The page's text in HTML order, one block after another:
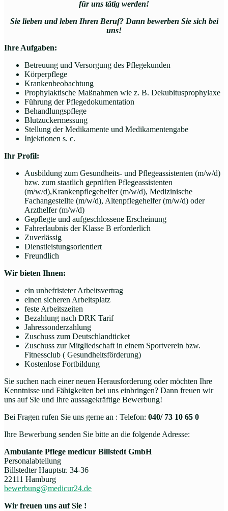
für uns tätig werden!
Sie lieben und leben Ihren Beruf? Dann bewerben Sie sich bei
uns!
Ihre Aufgaben:
Betreuung und Versorgung des Pflegekunden
Körperpflege
Krankenbeobachtung
Prophylaktische Maßnahmen wie z. B. Dekubitusprophylaxe
Führung der Pflegedokumentation
Behandlungspflege
Blutzuckermessung
Stellung der Medikamente und Medikamentengabe
Injektionen s. c.
Ihr Profil:
Ausbildung zum Gesundheits- und Pflegeassistenten (m/w/d)
bzw. zum staatlich geprüften Pflegeassistenten
(m/w/d),Krankenpflegehelfer (m/w/d), Medizinische
Fachangestellte (m/w/d), Altenpflegehelfer (m/w/d) oder
Arzthelfer (m/w/d)
Gepflegte und aufgeschlossene Erscheinung
Fahrerlaubnis der Klasse B erforderlich
Zuverlässig
Dienstleistungsorientiert
Freundlich
Wir bieten Ihnen:
ein unbefristeter Arbeitsvertrag
einen sicheren Arbeitsplatz
feste Arbeitszeiten
Bezahlung nach DRK Tarif
Jahressonderzahlung
Zuschuss zum Deutschlandticket
Zuschuss zur Mitgliedschaft in einem Sportverein bzw.
Fitnessclub ( Gesundheitsförderung)
Kostenlose Fortbildung
Sie suchen nach einer neuen Herausforderung oder möchten Ihre
Kenntnisse und Fähigkeiten bei uns einbringen? Dann freuen wir
uns auf Sie und Ihre aussagekräftige Bewerbung!
Bei Fragen rufen Sie uns gerne an : Telefon: 040/ 73 10 65 0
Ihre Bewerbung senden Sie bitte an die folgende Adresse:
Ambulante Pflege medicur Billstedt GmbH
Personalabteilung
Billstedter Hauptstr. 34-36
22111 Hamburg
bewerbung@medicur24.de
Wir freuen uns auf Sie !